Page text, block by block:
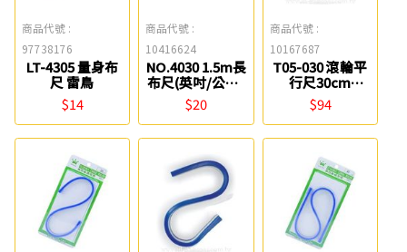
商品代號 :
97738176
LT-4305 量身布
尺 雷鳥
$14
商品代號 :
10416624
NO.4030 1.5m長
布尺(英吋/公分)
Life
$20
商品代號 :
10167687
T05-030 滾輪平
行尺30cm
Nationart
$94